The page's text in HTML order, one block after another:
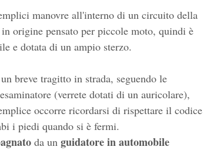
manovre all'interno di un circuito della
origine pensato per piccole moto, quindi è
e dotata di un ampio sterzo.
breve tragitto in strada, seguendo le
(verrete dotati di un auricolare),
occorre ricordarsi di rispettare il codice
i piedi quando si è fermi.
da un guidatore in automobile